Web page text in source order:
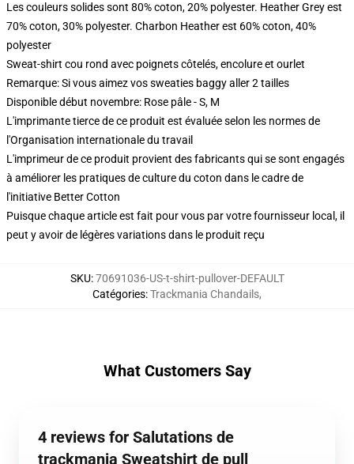
Les couleurs solides sont 80% coton, 20% polyester. Heather Grey est
70% coton, 30% polyester. Charbon Heather est 60% coton, 40%
polyester
Sweat-shirt cou rond avec poignets côtelés, encolure et ourlet
Remarque: Si vous aimez vos sweaties baggy aller 2 tailles
Disponible début novembre: Rose pâle - S, M
L'imprimante tierce de ce produit est évaluée selon les normes de
l'Organisation internationale du travail
L'imprimeur de ce produit provient des fabricants qui se sont engagés
à améliorer les pratiques de culture du coton dans le cadre de
l'initiative Better Cotton
Puisque chaque article est fait pour vous par votre fournisseur local, il
peut y avoir de légères variations dans le produit reçu
SKU:70691036-US-t-shirt-pullover-DEFAULT
Catégories:Trackmania Chandails,
What Customers Say
4 reviews for Salutations de
trackmania Sweatshirt de pull